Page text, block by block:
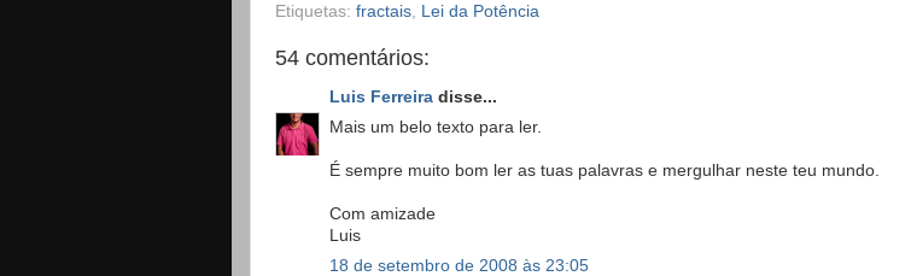
Etiquetas: fractais Lei da Potência
54 comentários:
Luis Ferreira disse...
Mais um belo texto para ler.
É sempre muito bom ler as tuas palavras e mergulhar neste teu mundo.
Com amizade
Luis
18 de setembro de 2008 às 23:05